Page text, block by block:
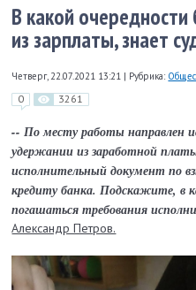
В какой
из зарплаты, знает
Четверг, 22.07.2021 13:21 | Рубрика:
0 3261
-- По месту работы направлен
удержании из заработной
исполнительный документ по
кредиту банка. Подскажите, в
погашаться требования
Александр Петров.